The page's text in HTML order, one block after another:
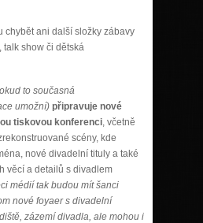
chybět ani další složky zábavy
talk show či dětská
to současná
umožní) připravuje nové
tiskovou konferenci, včetně
scény, kde
nové divadelní tituly a také
věcí a detailů s divadlem
médií tak budou mít šanci
nové foyaer s divadelní
zázemí divadla, ale mohou i